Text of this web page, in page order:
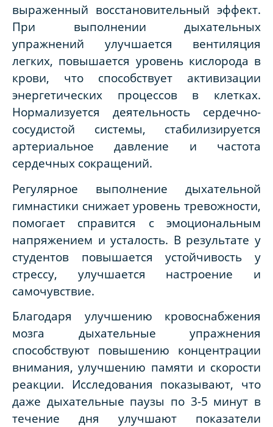
выраженный восстановительный эффект.
При выполнении дыхательных
упражнений улучшается вентиляция
легких, повышается уровень кислорода в
крови, что способствует активизации
энергетических процессов в клетках.
Нормализуется деятельность сердечно-
сосудистой системы, стабилизируется
артериальное давление и частота
сердечных сокращений.
Регулярное выполнение дыхательной
гимнастики снижает уровень тревожности,
помогает справится с эмоциональным
напряжением и усталость. В результате у
студентов повышается устойчивость у
стрессу, улучшается настроение и
самочувствие.
Благодаря улучшению кровоснабжения
мозга дыхательные упражнения
способствуют повышению концентрации
внимания, улучшению памяти и скорости
реакции. Исследования показывают, что
даже дыхательные паузы по 3-5 минут в
течение дня улучшают показатели